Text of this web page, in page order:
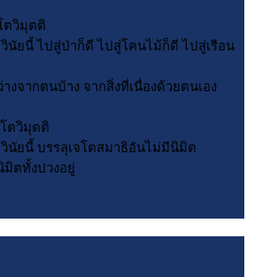
มุตติ
ไปสู่ป่าก็ดี ไปสู่โคนไม้ก็ดี ไปสู่เรือน
งจากตนบ้าง จากสิ่งที่เนื่องด้วยตนเอง
วิมุตติ
บรรลุเจโตสมาธิอันไม่มีนิมิต
มิตทั้งปวงอยู่